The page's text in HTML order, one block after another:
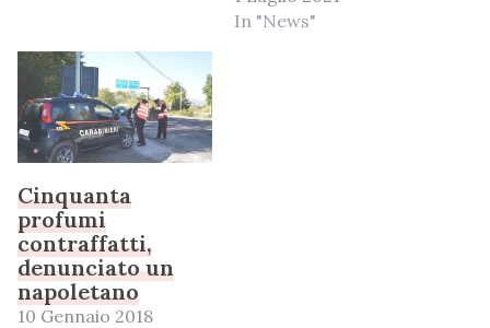
In "News"
Cinquanta
profumi
contraffatti,
denunciato un
napoletano
10 Gennaio 2018